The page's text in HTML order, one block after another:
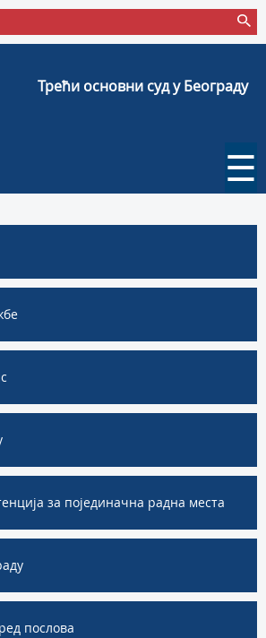
Трећи основни суд у Београду
☰
за појединачна радна места
послова